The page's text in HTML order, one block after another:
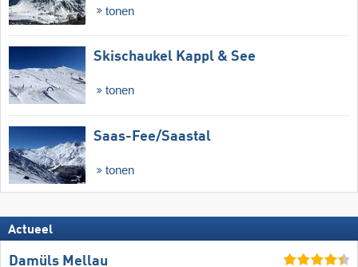
tonen
Skischaukel Kappl & See
tonen
Saas-Fee/​Saastal
tonen
Actueel
Damüls Mellau